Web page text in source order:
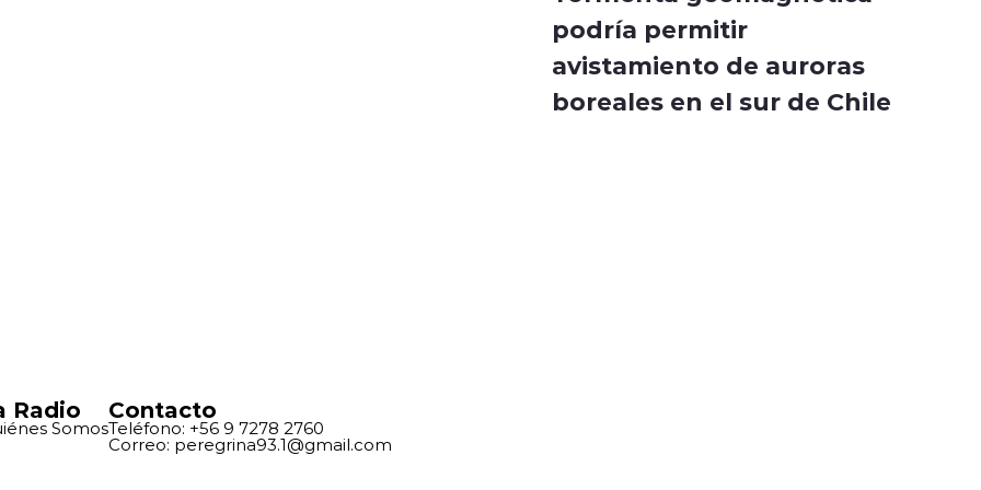
podría permitir
avistamiento de auroras
boreales en el sur de Chile
Radio
Somos
Contacto
Teléfono: +56 9 7278 2760
Correo: peregrina93.1@gmail.com